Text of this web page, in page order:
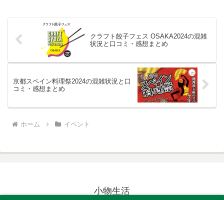
クラフト餃子フェス OSAKA2024の混雑
状況と口コミ・感想まとめ
京都スペイン料理祭2024の混雑状況と口
コミ・感想まとめ
ホーム イベント
小物生活